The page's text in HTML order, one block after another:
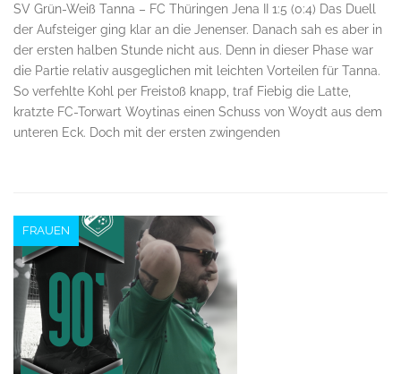
SV Grün-Weiß Tanna – FC Thüringen Jena II 1:5 (0:4) Das Duell
der Aufsteiger ging klar an die Jenenser. Danach sah es aber in
der ersten halben Stunde nicht aus. Denn in dieser Phase war
die Partie relativ ausgeglichen mit leichten Vorteilen für Tanna.
So verfehlte Kohl per Freistoß knapp, traf Fiebig die Latte,
kratzte FC-Torwart Woytinas einen Schuss von Woydt aus dem
unteren Eck. Doch mit der ersten zwingenden
FRAUEN